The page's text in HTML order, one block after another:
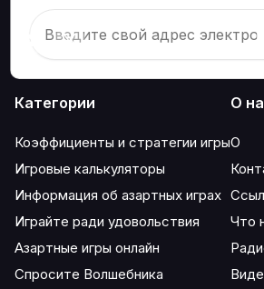
Категории
Коэффициенты и стратегии игры
Игровые калькуляторы
Информация об азартных играх
Играйте ради удовольствия
Азартные игры онлайн
Спросите Волшебника
О
О
Что